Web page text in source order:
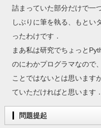
詰まっていた部分だけで一
しぶりに筆を執る、もとい
ったわけです．
まあ私は研究でちょっと
のにわかプログラマなので
ことではないとは思います
ていただければと思います．
問題提起